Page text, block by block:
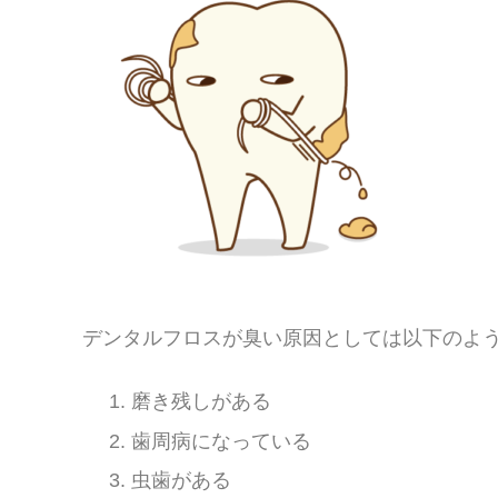
デンタルフロスが臭い原因としては以下のよ
磨き残しがある
歯周病になっている
虫歯がある